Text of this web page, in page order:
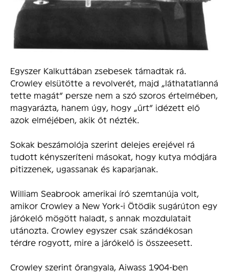
Egyszer Kalkuttában zsebesek támadtak rá.
Crowley elsütötte a revolverét, majd „láthatatlanná
tette magát” persze nem a szó szoros értelmében,
magyarázta, hanem úgy, hogy „űrt” idézett elő
azok elméjében, akik őt nézték.
Sokak beszámolója szerint delejes erejével rá
tudott kényszeríteni másokat, hogy kutya módjára
pitizzenek, ugassanak és kaparjanak.
William Seabrook amerikai író szemtanúja volt,
amikor Crowley a New York-i Ötödik sugárúton egy
járókelő mögött haladt, s annak mozdulatait
utánozta. Crowley egyszer csak szándékosan
térdre rogyott, mire a járókelő is összeesett.
Crowley szerint őrangyala, Aiwass 1904-ben